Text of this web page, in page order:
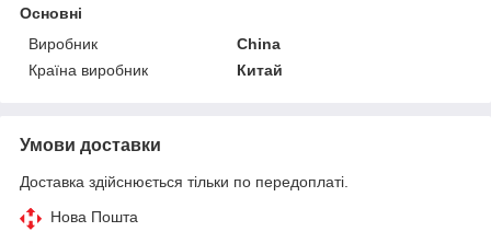
Основні
Виробник
China
Країна виробник
Китай
Умови доставки
Доставка здійснюється тільки по передоплаті.
Нова Пошта